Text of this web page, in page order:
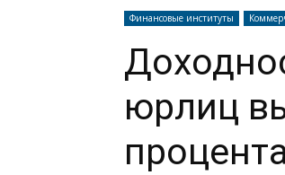
Финансовые институты
юрлиц